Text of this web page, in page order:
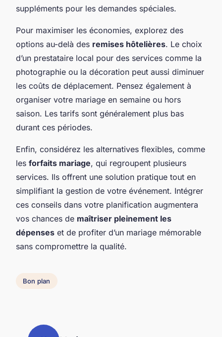
suppléments pour les demandes spéciales.
Pour maximiser les économies, explorez des
options au-delà des remises hôtelières. Le choix
d’un prestataire local pour des services comme la
photographie ou la décoration peut aussi diminuer
les coûts de déplacement. Pensez également à
organiser votre mariage en semaine ou hors
saison. Les tarifs sont généralement plus bas
durant ces périodes.
Enfin, considérez les alternatives flexibles, comme
les forfaits mariage, qui regroupent plusieurs
services. Ils offrent une solution pratique tout en
simplifiant la gestion de votre événement. Intégrer
ces conseils dans votre planification augmentera
vos chances de maîtriser pleinement les
dépenses et de profiter d’un mariage mémorable
sans compromettre la qualité.
Bon plan